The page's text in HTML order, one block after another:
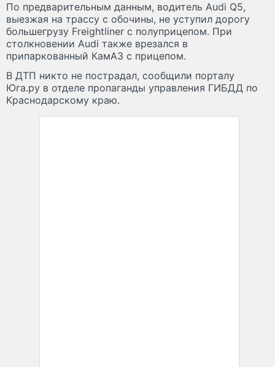
По предварительным данным, водитель Audi Q5,
выезжая на трассу с обочины, не уступил дорогу
большегрузу Freightliner с полуприцепом. При
столкновении Audi также врезался в
припаркованный КамАЗ с прицепом.
В ДТП никто не пострадал, сообщили порталу
Юга.ру в отделе пропаганды управления ГИБДД по
Краснодарскому краю.